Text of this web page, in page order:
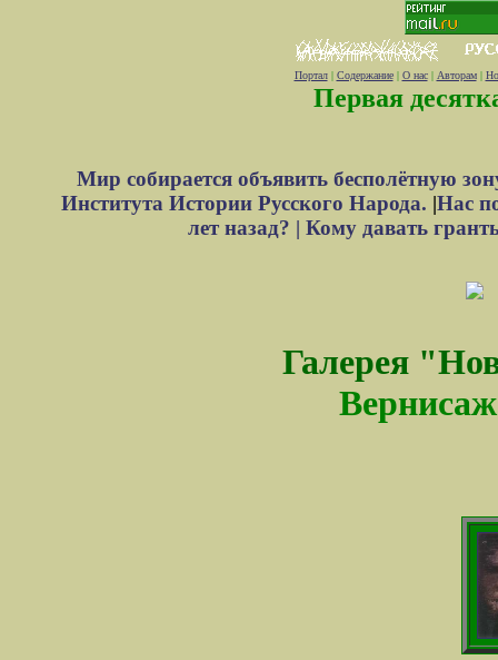
Портал| Содержание| О нас| Авторам|
Первая
Мир собирается объявить бесполётную
Института Истории Русского Народа. |Нас
лет назад? | Кому давать
Галерея